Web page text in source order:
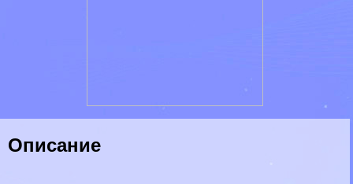
Описание